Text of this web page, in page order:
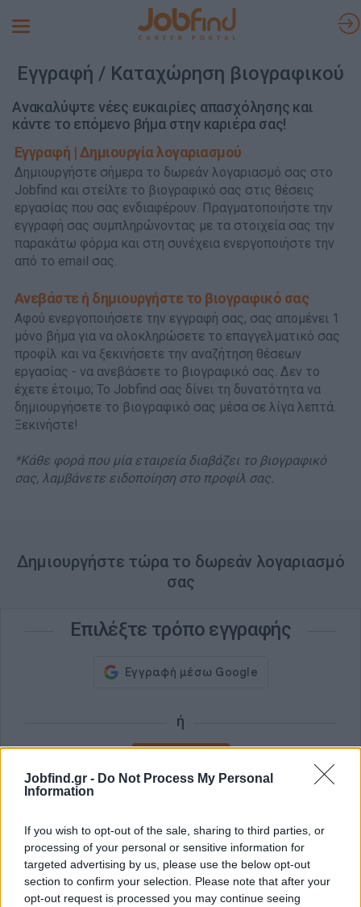
Jobfind.gr - Do Not Process My Personal
Information
If you wish to opt-out of the sale, sharing to third parties, or
processing of your personal or sensitive information for
targeted advertising by us, please use the below opt-out
section to confirm your selection. Please note that after your
opt-out request is processed you may continue seeing
Toggle
Εγγραφή / Καταχώρηση βιογραφικού
Ανακαλύψτε νέες ευκαιρίες απασχόλησης και
κάντε το επόμενο βήμα στην καριέρα σας!
Εγγραφή | Δημιουργία λογαριασμού
Δημιουργήστε σήμερα το δωρεάν λογαριασμό σας στο
Jobfind και στείλτε το βιογραφικό σας στις θέσεις
εργασίας που σας ενδιαφέρουν. Πραγματοποιήστε την
εγγραφή σας συμπληρώνοντας με τα στοιχεία σας την
παρακάτω φόρμα και στη συνέχεια ενεργοποιήστε την
από το email σας.
Ανεβάστε ή δημιουργήστε το βιογραφικό σας
Αφού ενεργοποιήσετε την εγγραφή σας, σας απομένει 1
μόνο βήμα για να ολοκληρώσετε το επαγγελματικό σας
προφίλ και να ξεκινήσετε την αναζήτηση θέσεων
εργασίας - να ανεβάσετε το βιογραφικό σας. Δεν το
έχετε έτοιμο; Το Jobfind σας δίνει τη δυνατότητα να
δημιουργήσετε το βιογραφικό σας μέσα σε λίγα λεπτά.
Ξεκινήστε!
*Κάθε φορά που μία εταιρεία διαβάζει το βιογραφικό
σας, λαμβάνετε ειδοποίηση στο προφίλ σας.
Δημιουργήστε τώρα το δωρεάν λογαριασμό
σας
Επιλέξτε τρόπο εγγραφής
ή
έχετε λάβει πλήρη γνώση των εν λόγω όρων.